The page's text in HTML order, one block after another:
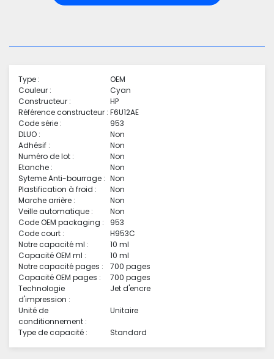
Type :
OEM
Couleur :
Cyan
Constructeur :
HP
Référence constructeur : F6U12AE
Code série :
953
DLUO :
Non
Adhésif :
Non
Numéro de lot :
Non
Etanche :
Non
Syteme Anti-bourrage : Non
Plastification à froid :
Non
Marche arrière :
Non
Veille automatique :
Non
Code OEM packaging :
953
Code court :
H953C
Notre capacité ml :
10 ml
Capacité OEM ml :
10 ml
Notre capacité pages :
700 pages
Capacité OEM pages :
700 pages
Technologie
d'impression :
Jet d'encre
Unité de
conditionnement :
Unitaire
Type de capacité : Standard